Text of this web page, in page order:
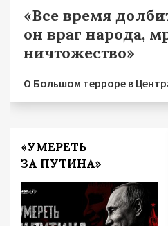
«Все время
он враг народа,
ничтожество»
О Большом терроре в
«УМЕРЕТЬ
ЗА ПУТИНА»